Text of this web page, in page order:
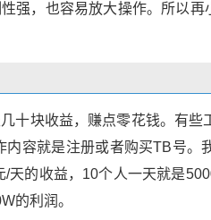
强，也容易放大操作。所以再
十块收益，赚点零花钱。有些
容就是注册或者购买TB号。
的收益，10个人一天就是
的利润。